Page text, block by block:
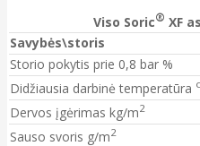
Viso Soric® XF
Savybės\storis
Storio pokytis prie 0,8 bar %
Didžiausia darbinė temperatūra
Dervos įgėrimas kg/m2
Sauso svoris g/m2